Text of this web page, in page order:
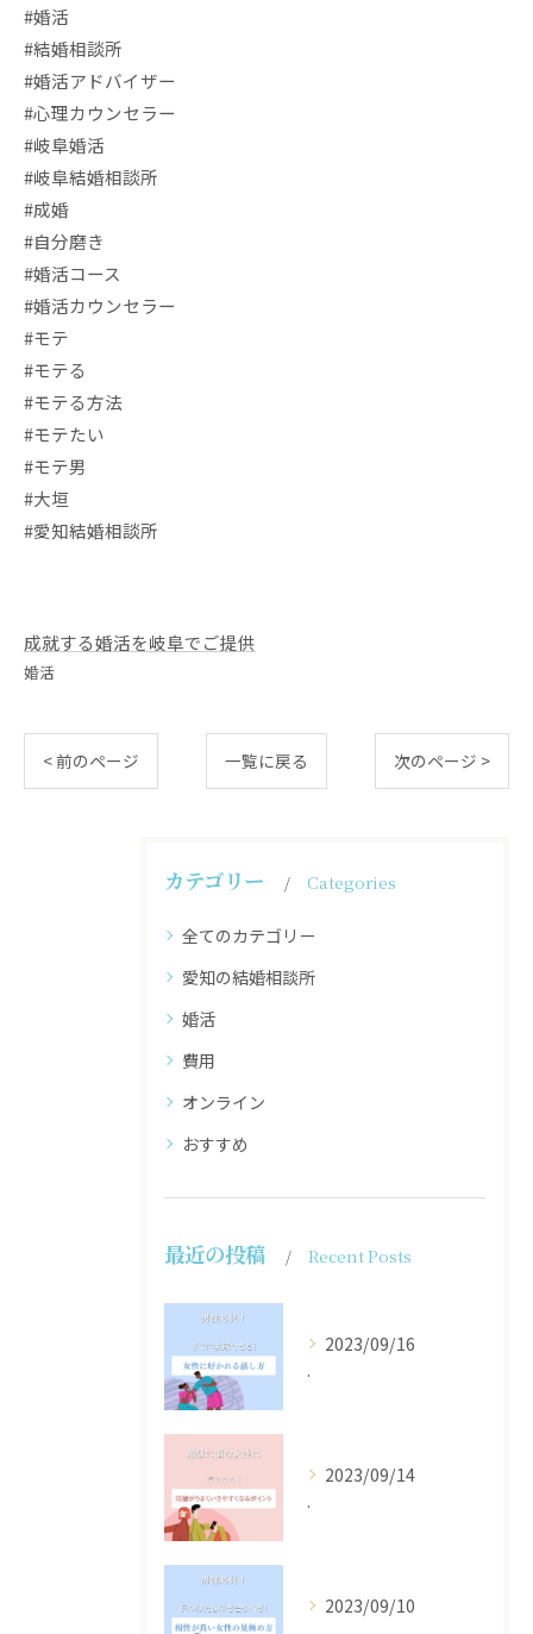
#婚活
#結婚相談所
#婚活アドバイザー
#心理カウンセラー
#岐阜婚活
#岐阜結婚相談所
#成婚
#自分磨き
#婚活コース
#婚活カウンセラー
#モテ
#モテる
#モテる方法
#モテたい
#モテ男
#大垣
#愛知結婚相談所
成就する婚活を岐阜でご提供
婚活
< 前のページ 一覧に戻る 次のページ >
カテゴリー Categories
全てのカテゴリー
愛知の結婚相談所
婚活
費用
オンライン
おすすめ
最近の投稿 Recent Posts
2023/09/16
.
2023/09/14
.
2023/09/10